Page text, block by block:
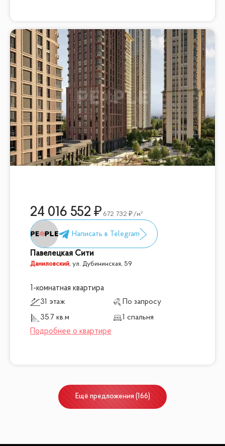
24 016 552 672 732 /м²
Павелецкая Сити
Даниловский, ул. Дубининская, 59
1-комнатная квартира
31 этаж
По запросу
35.7 кв.м
1 спальня
Ещё предложения (166)